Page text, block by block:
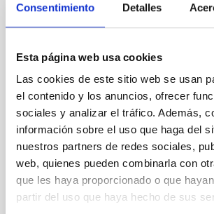
Consentimiento Detalles
Esta página web usa cookies
Las cookies de este sitio web se usan
el contenido y los anuncios, ofrecer
sociales y analizar el tráfico. Además,
información sobre el uso que haga del
nuestros partners de redes sociales,
web, quienes pueden combinarla con
que les haya proporcionado o que
partir del uso que haya hecho de sus
(IAC) in the IACTEC building in La
conference she stressed the support
recognized the technological and
minster, other attendees at the
Yotti Álvarez, Secretary General for
Máñez Rodríguez, Coucillor of the
Government for Economy, Knowedge
Employment
Advertised on